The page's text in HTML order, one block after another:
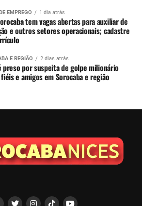
EMPREGO 1 dia atrás
tem vagas abertas para auxiliar de
e outros setores operacionais; cadastre
E REGIÃO 2 dias atrás
preso por suspeita de golpe milionário
e amigos em Sorocaba e região